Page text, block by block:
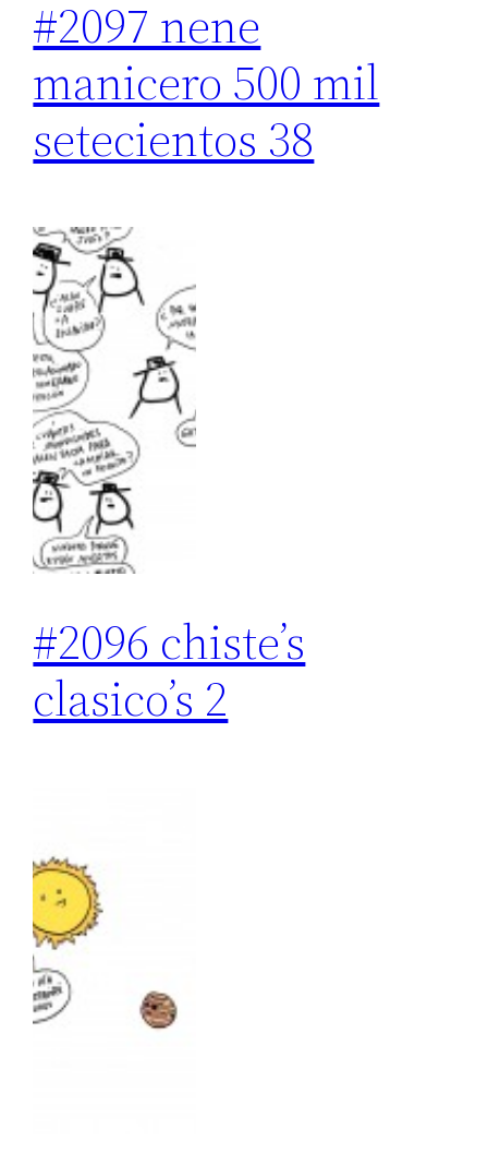
#2097 nene
manicero 500 mil
setecientos 38
#2096 chiste’s
clasico’s 2